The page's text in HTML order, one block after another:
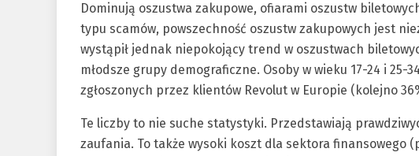
Dominują oszustwa zakupowe, ofiarami oszustw
typu scamów, powszechność oszustw zakupowych jest
wystąpił jednak niepokojący trend w oszustwach
młodsze grupy demograficzne. Osoby w wieku 17-24 i 25-
zgłoszonych przez klientów Revolut w Europie (kolejno
Te liczby to nie suche statystyki. Przedstawiają
zaufania. To także wysoki koszt dla sektora finansowego